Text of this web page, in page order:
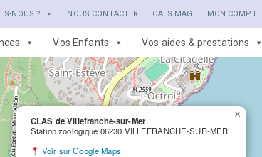
NOUS ? NOUS CONTACTER CAES MAG MON COMPTE
Vos Enfants Vos aides & prestations
CLAS de Villefranche-sur-Mer
Station zoologique 06230 VILLEFRANCHE-SUR-MER
Voir sur Google Maps
×